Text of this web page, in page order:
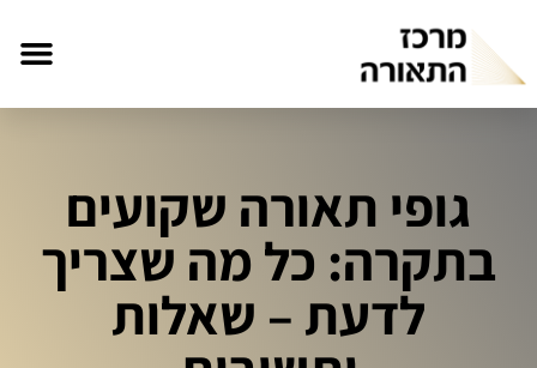
גופי תאורה שקועים
בתקרה: כל מה שצריך
לדעת – שאלות